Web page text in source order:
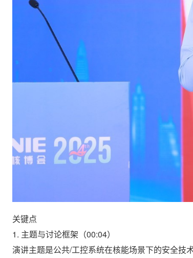
关键点
1. 主题与讨论框架（00:04）
演讲主题是公共/工控系统在核能场景下的安全技